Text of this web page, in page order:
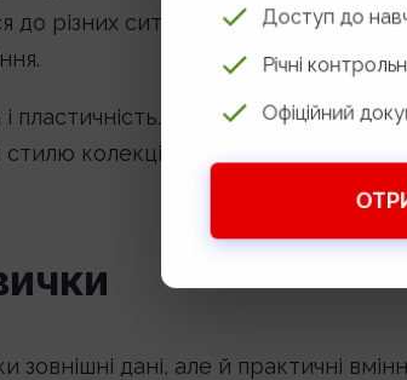
Доступ до
Річні
Офіційний
різних ситуацій;
Манекенниця повинна
колекції.
зовнішні дані, але й практичні